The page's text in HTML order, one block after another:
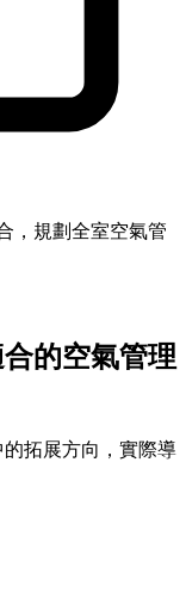
，規劃全室空氣管
的空氣管理
拓展方向，實際導